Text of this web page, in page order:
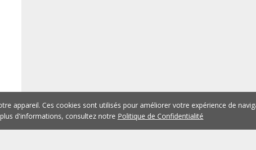
appareil. Ces cookies sont utilisés pour améliorer votre expérience de
d'informations, consultez notre Politique de Confidentialité